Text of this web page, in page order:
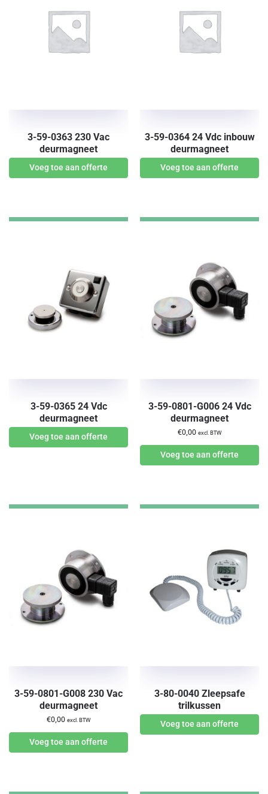
3-59-0363 230 Vac
deurmagneet
Voeg toe aan offerte
3-59-0364 24 Vdc inbouw
deurmagneet
Voeg toe aan offerte
3-59-0365 24 Vdc
deurmagneet
Voeg toe aan offerte
3-59-0801-G006 24 Vdc
deurmagneet
€0,00 excl. BTW
Voeg toe aan offerte
3-59-0801-G008 230 Vac
deurmagneet
€0,00 excl. BTW
Voeg toe aan offerte
3-80-0040 Zleepsafe
trilkussen
Voeg toe aan offerte